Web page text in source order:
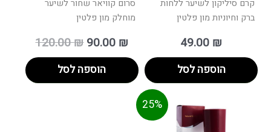
קרם סיליקון לשיער ללחות
ברק וחיוניות מון פלטין
49.00 ₪
הוספה לסל
סרום קוויאר שחור לשיער
מוחלק מון פלטין
120.00₪90.00 ₪
הוספה לסל
25%
המקורי